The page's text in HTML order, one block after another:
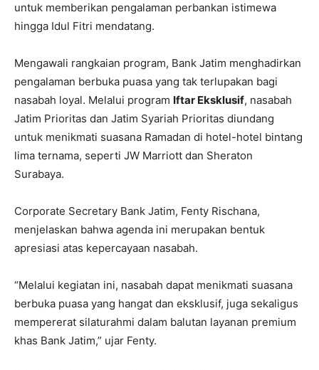
untuk memberikan pengalaman perbankan istimewa
hingga Idul Fitri mendatang.
Mengawali rangkaian program, Bank Jatim menghadirkan
pengalaman berbuka puasa yang tak terlupakan bagi
nasabah loyal. Melalui program Iftar Eksklusif, nasabah
Jatim Prioritas dan Jatim Syariah Prioritas diundang
untuk menikmati suasana Ramadan di hotel-hotel bintang
lima ternama, seperti JW Marriott dan Sheraton
Surabaya.
Corporate Secretary Bank Jatim, Fenty Rischana,
menjelaskan bahwa agenda ini merupakan bentuk
apresiasi atas kepercayaan nasabah.
“Melalui kegiatan ini, nasabah dapat menikmati suasana
berbuka puasa yang hangat dan eksklusif, juga sekaligus
mempererat silaturahmi dalam balutan layanan premium
khas Bank Jatim,” ujar Fenty.